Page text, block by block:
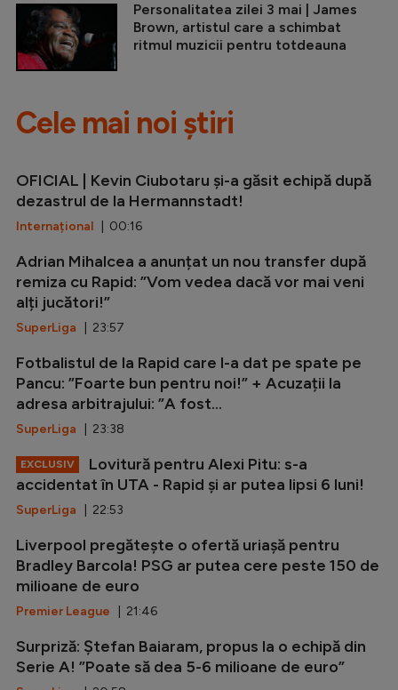
Personalitatea zilei 3 mai | James
Brown, artistul care a schimbat
ritmul muzicii pentru totdeauna
Cele mai noi știri
OFICIAL | Kevin Ciubotaru și-a găsit echipă după
dezastrul de la Hermannstadt!
Internațional | 00:16
Adrian Mihalcea a anunțat un nou transfer după
remiza cu Rapid: ”Vom vedea dacă vor mai veni
alți jucători!”
SuperLiga | 23:57
Fotbalistul de la Rapid care l-a dat pe spate pe
Pancu: ”Foarte bun pentru noi!” + Acuzații la
adresa arbitrajului: ”A fost...
SuperLiga | 23:38
EXCLUSIV
Lovitură pentru Alexi Pitu: s-a
accidentat în UTA - Rapid și ar putea lipsi 6 luni!
SuperLiga | 22:53
Liverpool pregătește o ofertă uriașă pentru
Bradley Barcola! PSG ar putea cere peste 150 de
milioane de euro
Premier League | 21:46
Surpriză: Ștefan Baiaram, propus la o echipă din
Serie A! ”Poate să dea 5-6 milioane de euro”